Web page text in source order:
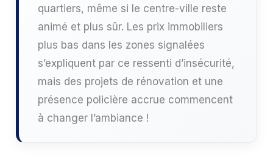
quartiers, même si le centre-ville reste
animé et plus sûr. Les prix immobiliers
plus bas dans les zones signalées
s’expliquent par ce ressenti d’insécurité,
mais des projets de rénovation et une
présence policière accrue commencent
à changer l’ambiance !